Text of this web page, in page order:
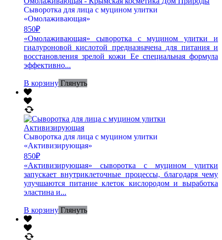
Сыворотка для лица с муцином улитки
«Омолаживающая»
850₽
«Омолаживающая» сыворотка с муцином улитки и
гиалуроновой кислотой предназначена для питания и
восстановления зрелой кожи Ее специальная формула
эффективно...
В корзину Глянуть
Сыворотка для лица с муцином улитки
«Активизирующая»
850₽
«Активизирующая» сыворотка с муцином улитки
запускает внутриклеточные процессы, благодаря чему
улучшаются питание клеток кислородом и выработка
эластина и...
В корзину Глянуть